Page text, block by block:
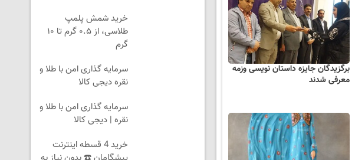
برگزیدگان جایزه داستان نویسی وزمه
معرفی شدند
خرید شمش پلمپ
طلاسی، از ۰.۵ گرم تا ۱۰
گرم
سرمایه گذاری امن با طلا و
نقره دیجی کالا
سرمایه گذاری امن با طلا و
نقره | دیجی کالا
خرید 4 قسطه اینترنت